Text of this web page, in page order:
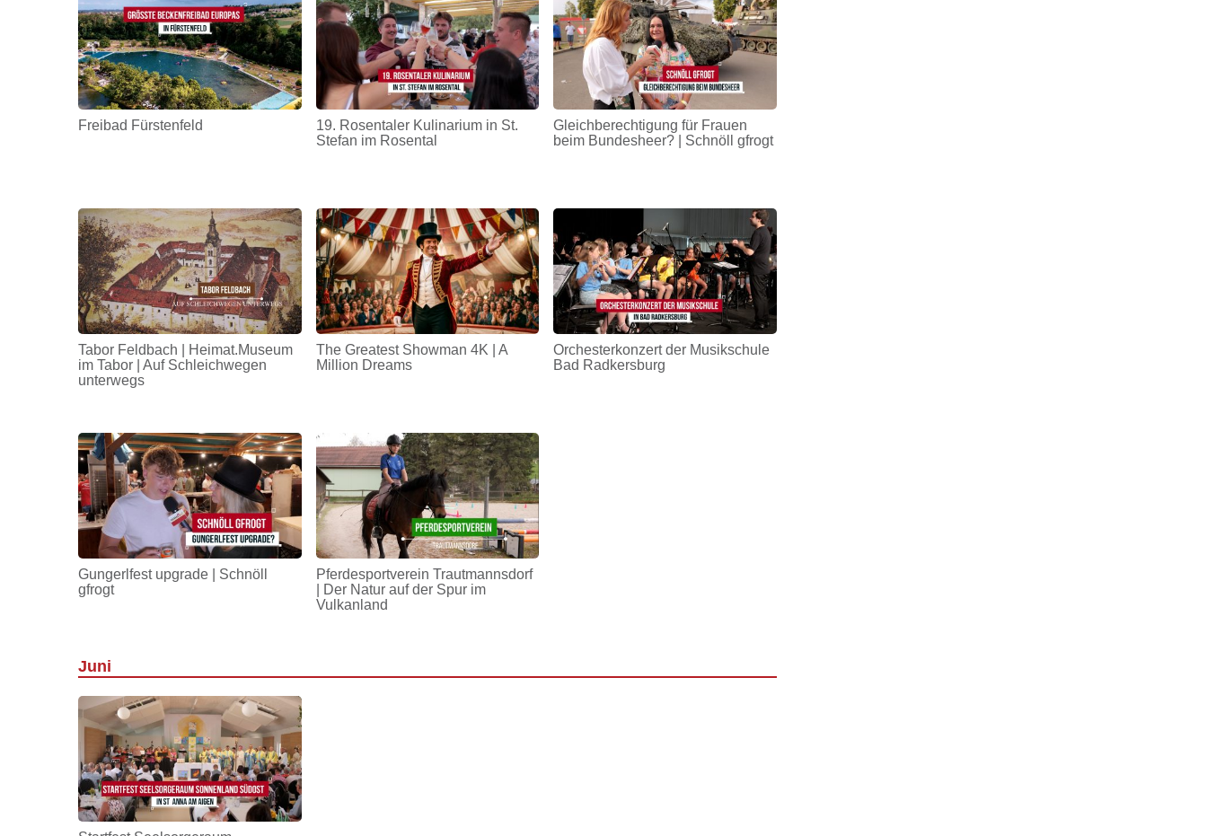
Freibad Fürstenfeld
19. Rosentaler Kulinarium in St.
Stefan im Rosental
Gleichberechtigung für Frauen
beim Bundesheer? | Schnöll gfrogt
Tabor Feldbach | Heimat.Museum
im Tabor | Auf Schleichwegen
unterwegs
The Greatest Showman 4K | A
Million Dreams
Orchesterkonzert der Musikschule
Bad Radkersburg
Gungerlfest upgrade | Schnöll
gfrogt
Pferdesportverein Trautmannsdorf
| Der Natur auf der Spur im
Vulkanland
Juni